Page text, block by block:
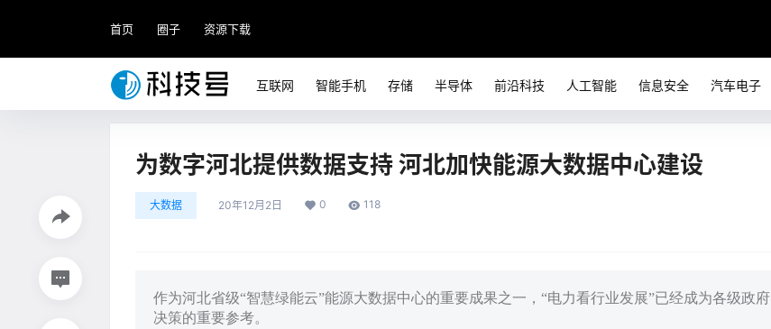
首页 圈子 资源下载
互联网 智能手机 存储 半导体 前沿科技 人工智能 信息安全 汽车电子
为数字河北提供数据支持 河北加快能源大数据中心建设
大数据 20年12月2日 0 118
作为河北省级“智慧绿能云”能源大数据中心的重要成果之一，“电力看行业发展”已经成为各级政府
决策的重要参考。